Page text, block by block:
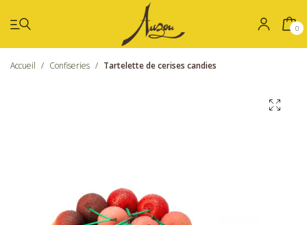
0
Accueil / Confiseries / Tartelette de cerises candies